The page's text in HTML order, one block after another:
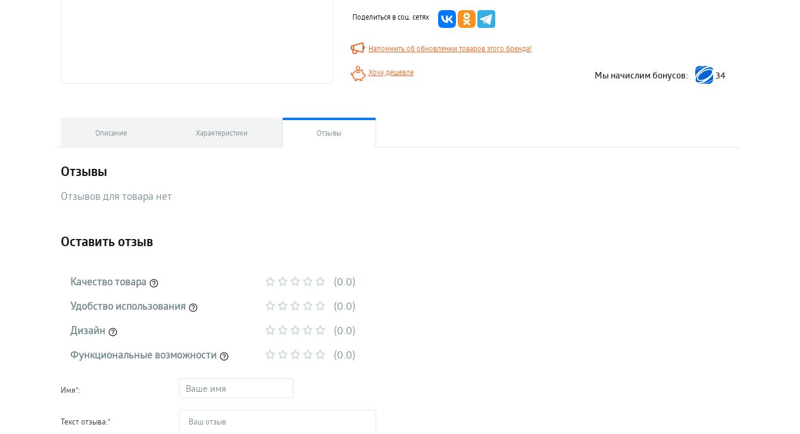
Поделиться в соц. сетях
Напомнить об обновлении товаров этого бренда!
Хочу дешевле Мы начислим бонусов: 34
Описание Характеристики Отзывы
Отзывы
Отзывов для товара нет
Оставить отзыв
Качество товара
(0.0)
Удобство использования
(0.0)
Дизайн
(0.0)
Функциональные возможности
(0.0)
Имя*:
Текст отзыва:*